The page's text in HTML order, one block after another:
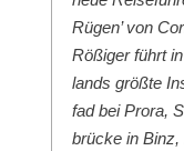
Rügen’ von
Rößiger führt
lands größte
fad bei Pro­ra,
brücke in Binz,